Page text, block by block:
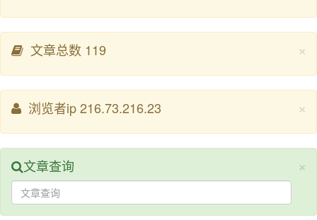
×
文章总数 119
×
浏览者ip 216.73.216.23
×
文章查询